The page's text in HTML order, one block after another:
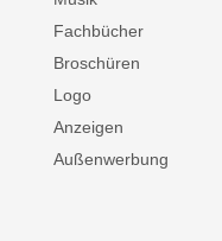
Fachbücher
Broschüren
Logo
Anzeigen
Außenwerbung